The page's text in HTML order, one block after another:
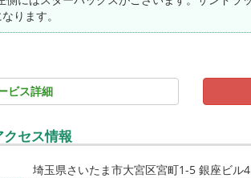
ります。
ビス詳細
セス情報
埼玉県さいたま市大宮区宮町1-5 銀座ビル